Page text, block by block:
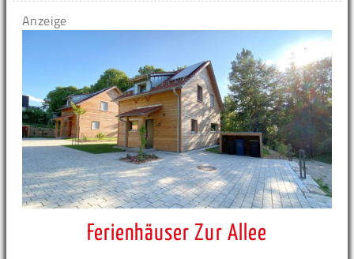
Anzeige
Ferienhäuser Zur Allee